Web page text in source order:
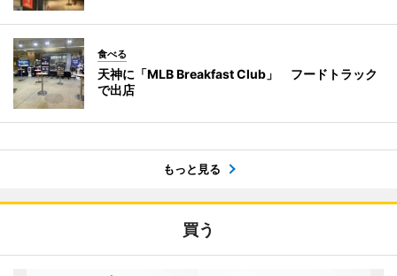
食べる
天神に「MLB Breakfast Club」 フードトラック
で出店
もっと見る
買う